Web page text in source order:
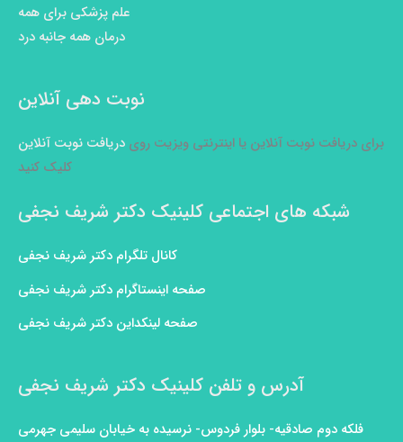
علم پزشکی برای همه
درمان همه جانبه درد
نوبت دهی آنلاین
برای دریافت نوبت آنلاین یا اینترنتی ویزیت روی دریافت نوبت آنلاین
کلیک کنید
شبکه های اجتماعی کلینیک دکتر شریف نجفی
کانال تلگرام دکتر شریف نجفی
صفحه اینستاگرام دکتر شریف نجفی
صفحه لینکداین دکتر شریف نجفی
آدرس و تلفن کلینیک دکتر شریف نجفی
فلکه دوم صادقیه- بلوار فردوس- نرسیده به خیابان سلیمی جهرمی